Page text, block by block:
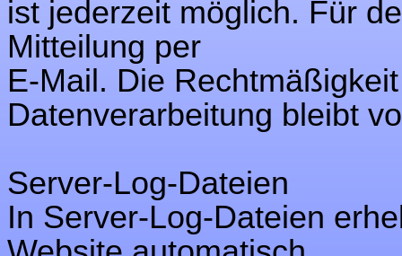
ist jederzeit möglich. Für
Mitteilung per
E-Mail. Die
Datenverarbeitung bleibt
Server-Log-Dateien
In Server-Log-Dateien